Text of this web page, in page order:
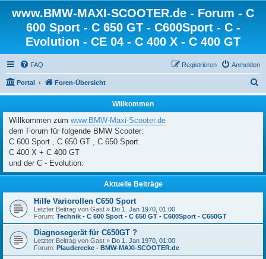
www.BMW-MAXI-SCOOTER.de - Forum - C
600 Sport - C 650 GT - C600Sport - C -
Evolution - CE 04 - C 400 X - C 400 GT
FAQ Anmelden
Registrieren
Portal Foren-Übersicht
u
Willkommen
Willkommen zum www.BMW-Maxi-Scooter.de
dem Forum für folgende BMW Scooter:
C 600 Sport , C 650 GT , C 650 Sport
C 400 X + C 400 GT
und der C - Evolution.
Aktuelle Beiträge
Hilfe Variorollen C650 Sport
Letzter Beitrag von Gast » Do 1. Jan 1970, 01:00
Forum: Technik - C 600 Sport - C 650 GT - C600Sport - C650GT
Diagnosegerät für C650GT ?
Letzter Beitrag von Gast » Do 1. Jan 1970, 01:00
Forum: Plauderecke - BMW-MAXI-SCOOTER.de